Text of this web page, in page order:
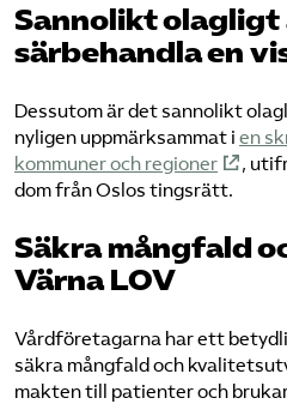
Sannolikt
särbehandla en
Dessutom är det sannolikt
nyligen uppmärksammat i en
kommuner och regioner
,
dom från Oslos tingsrätt.
Säkra mångfald
Värna LOV
Vårdföretagarna har ett
säkra mångfald och
makten till patienter och